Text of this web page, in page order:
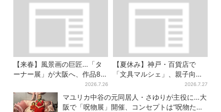
【来春】風景画の巨匠…「タ
ーナー展」が大阪へ、作品80
点以上がロンドンから集結2026.7.26
【夏休み】神戸・百貨店で
「文具マルシェ」、親子向け
工作は自由研究にも！入場無
料で
2026.7.27
マユリカ中谷の元同居人・さゆりが主役に…大
阪で「呪物展」開催、コンセプトは“呪物たち